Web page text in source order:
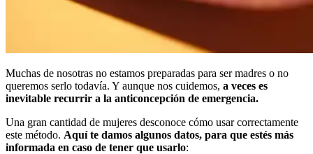
Muchas de nosotras no estamos preparadas para ser madres o no
queremos serlo todavía. Y aunque nos cuidemos, a veces es
inevitable recurrir a la anticoncepción de emergencia.
Una gran cantidad de mujeres desconoce cómo usar correctamente
este método. Aquí te damos algunos datos, para que estés más
informada en caso de tener que usarlo: